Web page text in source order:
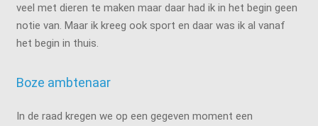
veel met dieren te maken maar daar had ik in het begin geen
notie van. Maar ik kreeg ook sport en daar was ik al vanaf
het begin in thuis.
Boze ambtenaar
In de raad kregen we op een gegeven moment een